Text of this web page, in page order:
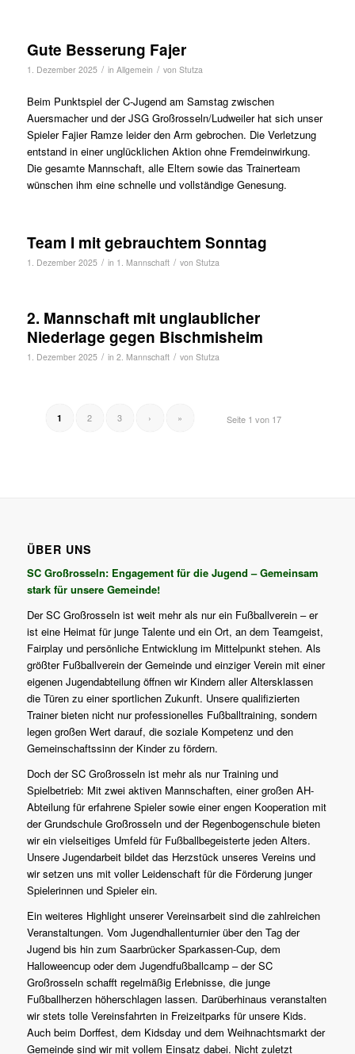
Gute Besserung Fajer
1. Dezember 2025 / in Allgemein / von Stutza
Beim Punktspiel der C-Jugend am Samstag zwischen
Auersmacher und der JSG Großrosseln/Ludweiler hat sich unser
Spieler Fajier Ramze leider den Arm gebrochen. Die Verletzung
entstand in einer unglücklichen Aktion ohne Fremdeinwirkung.
Die gesamte Mannschaft, alle Eltern sowie das Trainerteam
wünschen ihm eine schnelle und vollständige Genesung.
Team I mit gebrauchtem Sonntag
1. Dezember 2025 / in 1. Mannschaft / von Stutza
2. Mannschaft mit unglaublicher
Niederlage gegen Bischmisheim
1. Dezember 2025 / in 2. Mannschaft / von Stutza
Seite 1 von 17
1 2 3 › »
ÜBER UNS
SC Großrosseln: Engagement für die Jugend – Gemeinsam
stark für unsere Gemeinde!
Der SC Großrosseln ist weit mehr als nur ein Fußballverein – er
ist eine Heimat für junge Talente und ein Ort, an dem Teamgeist,
Fairplay und persönliche Entwicklung im Mittelpunkt stehen. Als
größter Fußballverein der Gemeinde und einziger Verein mit einer
eigenen Jugendabteilung öffnen wir Kindern aller Altersklassen
die Türen zu einer sportlichen Zukunft. Unsere qualifizierten
Trainer bieten nicht nur professionelles Fußballtraining, sondern
legen großen Wert darauf, die soziale Kompetenz und den
Gemeinschaftssinn der Kinder zu fördern.
Doch der SC Großrosseln ist mehr als nur Training und
Spielbetrieb: Mit zwei aktiven Mannschaften, einer großen AH-
Abteilung für erfahrene Spieler sowie einer engen Kooperation mit
der Grundschule Großrosseln und der Regenbogenschule bieten
wir ein vielseitiges Umfeld für Fußballbegeisterte jeden Alters.
Unsere Jugendarbeit bildet das Herzstück unseres Vereins und
wir setzen uns mit voller Leidenschaft für die Förderung junger
Spielerinnen und Spieler ein.
Ein weiteres Highlight unserer Vereinsarbeit sind die zahlreichen
Veranstaltungen. Vom Jugendhallenturnier über den Tag der
Jugend bis hin zum Saarbrücker Sparkassen-Cup, dem
Halloweencup oder dem Jugendfußballcamp – der SC
Großrosseln schafft regelmäßig Erlebnisse, die junge
Fußballherzen höherschlagen lassen. Darüberhinaus veranstalten
wir stets tolle Vereinsfahrten in Freizeitparks für unsere Kids.
Auch beim Dorffest, dem Kidsday und dem Weihnachtsmarkt der
Gemeinde sind wir mit vollem Einsatz dabei. Nicht zuletzt